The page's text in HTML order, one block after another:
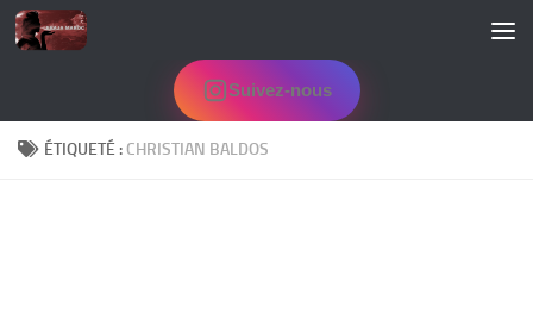
Skip to content
Suivez-nous
ÉTIQUETÉ : CHRISTIAN BALDOS